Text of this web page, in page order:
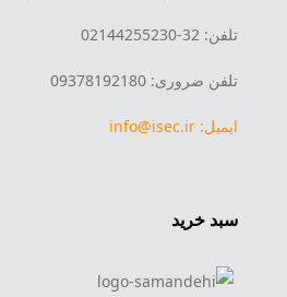
تلفن: 32-02144255230
تلفن ضروری: 09378192180
ایمیل: info@isec.ir
سبد خرید